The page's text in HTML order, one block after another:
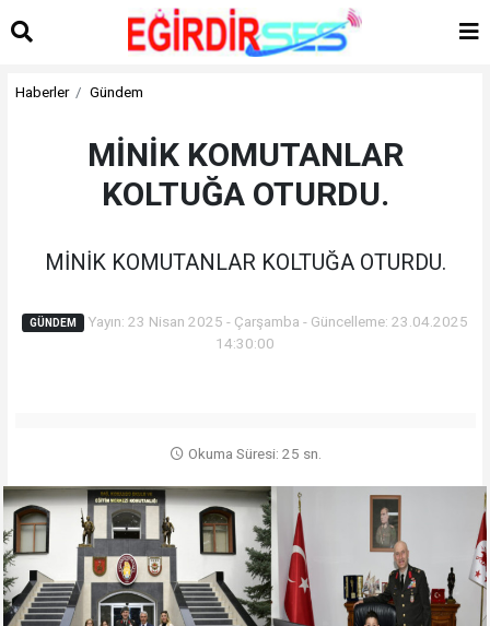
Haberler Gündem
MİNİK KOMUTANLAR
KOLTUĞA OTURDU.
MİNİK KOMUTANLAR KOLTUĞA OTURDU.
GÜNDEM
Yayın: 23 Nisan 2025 - Çarşamba - Güncelleme: 23.04.2025
14:30:00
Okuma Süresi: 25 sn.